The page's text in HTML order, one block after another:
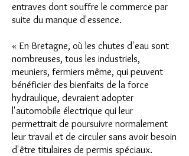
entraves dont souffre le commerce par
suite du manque d'essence.
« En Bretagne, où les chutes d'eau sont
nombreuses, tous les industriels,
meuniers, fermiers même, qui peuvent
bénéficier des bienfaits de la force
hydraulique, devraient adopter
l'automobile électrique qui leur
permettrait de poursuivre normalement
leur travail et de circuler sans avoir besoin
d'être titulaires de permis spéciaux.